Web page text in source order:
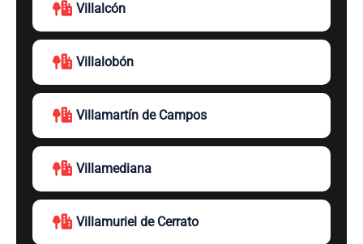
Villalcón
Villalobón
Villamartín de Campos
Villamediana
Villamuriel de Cerrato